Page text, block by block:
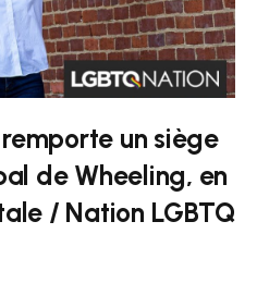
un siège
de Wheeling, en
/ Nation LGBTQ